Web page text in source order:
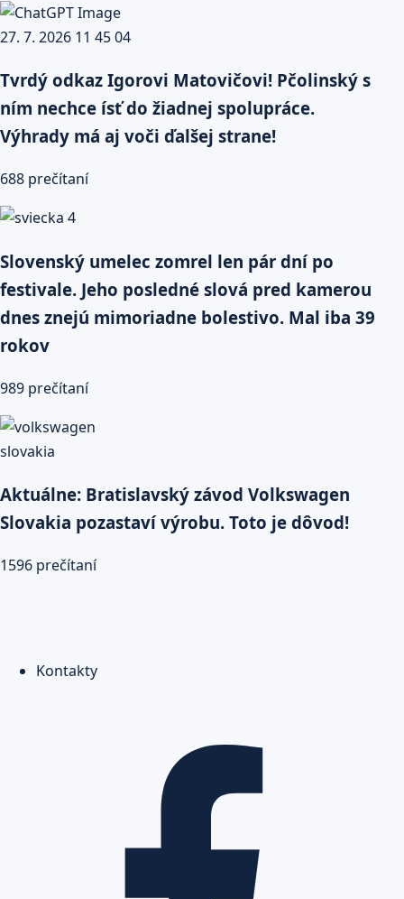
Tvrdý odkaz Igorovi Matovičovi! Pčolinský s
ním nechce ísť do žiadnej spolupráce.
Výhrady má aj voči ďalšej strane!
688 prečítaní
Slovenský umelec zomrel len pár dní po
festivale. Jeho posledné slová pred kamerou
dnes znejú mimoriadne bolestivo. Mal iba 39
rokov
989 prečítaní
Aktuálne: Bratislavský závod Volkswagen
Slovakia pozastaví výrobu. Toto je dôvod!
1596 prečítaní
Kontakty